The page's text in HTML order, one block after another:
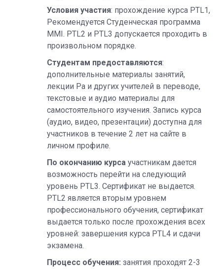
Условия участия: прохождение курса PTL1,
Рекомендуется Студенческая программа
MMI. PTL2 и PTL3 допускается проходить в
произвольном порядке.
Студентам предоставляются:
дополнительные материалы занятий,
лекции Ра и других учителей в переводе,
текстовые и аудио материалы для
самостоятельного изучения. Запись курса
(аудио, видео, презентации) доступна для
участников в течение 2 лет на сайте в
личном профиле.
По окончанию курса участникам дается
возможность перейти на следующий
уровень PTL3. Сертификат не выдается.
PTL2 является вторым уровнем
профессионального обучения, сертификат
выдается только после прохождения всех
уровней: завершения курса PTL4 и сдачи
экзамена.
Процесс обучения: занятия проходят 2-3